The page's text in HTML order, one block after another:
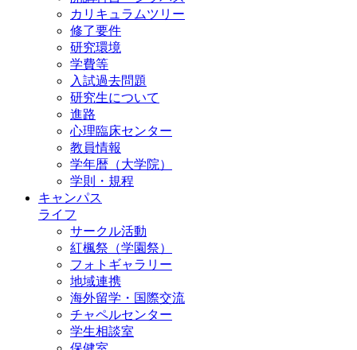
カリキュラムツリー
修了要件
研究環境
学費等
入試過去問題
研究生について
進路
心理臨床センター
教員情報
学年暦（大学院）
学則・規程
キャンパス
ライフ
サークル活動
紅楓祭（学園祭）
フォトギャラリー
地域連携
海外留学・国際交流
チャペルセンター
学生相談室